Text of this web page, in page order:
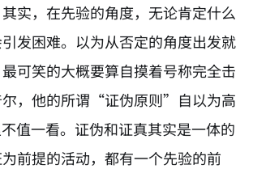
实，在先验的角度，无论肯定什么
发困难。以为从否定的角度出发就
可笑的大概要算自摸着号称完全击
尔，他的所谓“证伪原则”自以为高
值一看。证伪和证真其实是一体的
前提的活动，都有一个先验的前